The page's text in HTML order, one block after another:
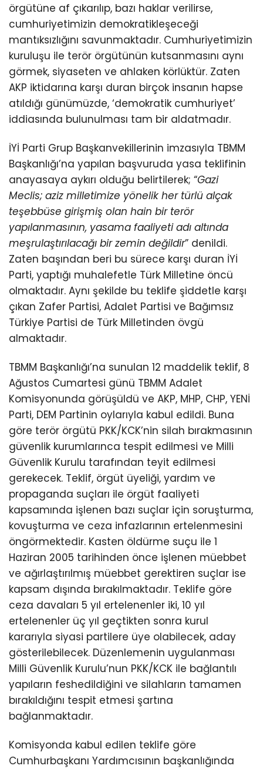
örgütüne af çıkarılıp, bazı haklar verilirse,
cumhuriyetimizin demokratikleşeceği
mantıksızlığını savunmaktadır. Cumhuriyetimizin
kuruluşu ile terör örgütünün kutsanmasını aynı
görmek, siyaseten ve ahlaken körlüktür. Zaten
AKP iktidarına karşı duran birçok insanın hapse
atıldığı günümüzde, ‘demokratik cumhuriyet’
iddiasında bulunulması tam bir aldatmadır.
İYİ Parti Grup Başkanvekillerinin imzasıyla TBMM
Başkanlığı’na yapılan başvuruda yasa teklifinin
anayasaya aykırı olduğu belirtilerek; “Gazi
Meclis; aziz milletimize yönelik her türlü alçak
teşebbüse girişmiş olan hain bir terör
yapılanmasının, yasama faaliyeti adı altında
meşrulaştırılacağı bir zemin değildir” denildi.
Zaten başından beri bu sürece karşı duran İYİ
Parti, yaptığı muhalefetle Türk Milletine öncü
olmaktadır. Aynı şekilde bu teklife şiddetle karşı
çıkan Zafer Partisi, Adalet Partisi ve Bağımsız
Türkiye Partisi de Türk Milletinden övgü
almaktadır.
TBMM Başkanlığı’na sunulan 12 maddelik teklif, 8
Ağustos Cumartesi günü TBMM Adalet
Komisyonunda görüşüldü ve AKP, MHP, CHP, YENİ
Parti, DEM Partinin oylarıyla kabul edildi. Buna
göre terör örgütü PKK/KCK’nin silah bırakmasının
güvenlik kurumlarınca tespit edilmesi ve Milli
Güvenlik Kurulu tarafından teyit edilmesi
gerekecek. Teklif, örgüt üyeliği, yardım ve
propaganda suçları ile örgüt faaliyeti
kapsamında işlenen bazı suçlar için soruşturma,
kovuşturma ve ceza infazlarının ertelenmesini
öngörmektedir. Kasten öldürme suçu ile 1
Haziran 2005 tarihinden önce işlenen müebbet
ve ağırlaştırılmış müebbet gerektiren suçlar ise
kapsam dışında bırakılmaktadır. Teklife göre
ceza davaları 5 yıl ertelenenler iki, 10 yıl
ertelenenler üç yıl geçtikten sonra kurul
kararıyla siyasi partilere üye olabilecek, aday
gösterilebilecek. Düzenlemenin uygulanması
Milli Güvenlik Kurulu’nun PKK/KCK ile bağlantılı
yapıların feshedildiğini ve silahların tamamen
bırakıldığını tespit etmesi şartına
bağlanmaktadır.
Komisyonda kabul edilen teklife göre
Cumhurbaşkanı Yardımcısının başkanlığında